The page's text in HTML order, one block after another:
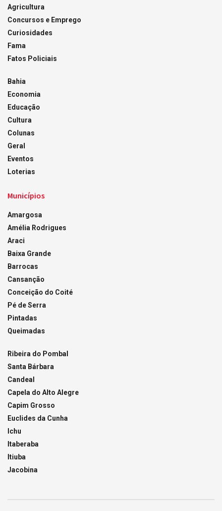
Agricultura
Concursos e Emprego
Curiosidades
Fama
Fatos Policiais
Bahia
Economia
Educação
Cultura
Colunas
Geral
Eventos
Loterias
Municípios
Amargosa
Amélia Rodrigues
Araci
Baixa Grande
Barrocas
Cansanção
Conceição do Coité
Pé de Serra
Pintadas
Queimadas
Ribeira do Pombal
Santa Bárbara
Candeal
Capela do Alto Alegre
Capim Grosso
Euclides da Cunha
Ichu
Itaberaba
Itiuba
Jacobina